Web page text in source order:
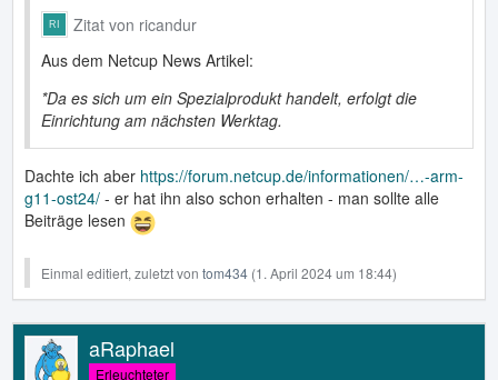
Zitat von ricandur
Aus dem Netcup News Artikel:
*Da es sich um ein Spezialprodukt handelt, erfolgt die
Einrichtung am nächsten Werktag.
Dachte ich aber https://forum.netcup.de/informationen/…-arm-
g11-ost24/ - er hat ihn also schon erhalten - man sollte alle
Beiträge lesen
Einmal editiert, zuletzt von tom434 (1. April 2024 um 18:44)
aRaphael
Erleuchteter